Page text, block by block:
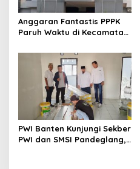
Anggaran Fantastis PPPK
Paruh Waktu di Kecamatan
Kaperwil Banten Soroti
Minim Transparansi
PWI Banten Kunjungi Sekber
PWI dan SMSI Pandeglang,